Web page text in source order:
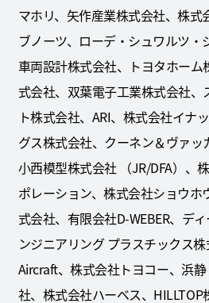
マホリ、矢作産業株式会社、株式
ブノーツ、ローデ・シュワルツ
車両設計株式会社、トヨタホー
式会社、双葉電子工業株式会社、
ト株式会社、ARI、株式会社イナ
グス株式会社、クーネン＆ヴァッ
小西模型株式会社 （JR/DFA）、
ポレーション、株式会社ショウホ
式会社、有限会社D-WEBER、デ
ンジニアリング プラスチックス
Aircraft、株式会社トヨコー、浜
社、株式会社ハーベス、